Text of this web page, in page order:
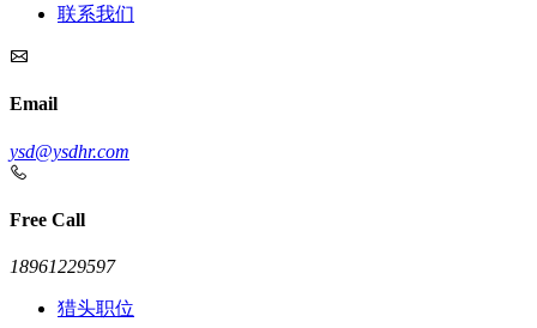
联系我们
Email
ysd@ysdhr.com
Free Call
18961229597
猎头职位